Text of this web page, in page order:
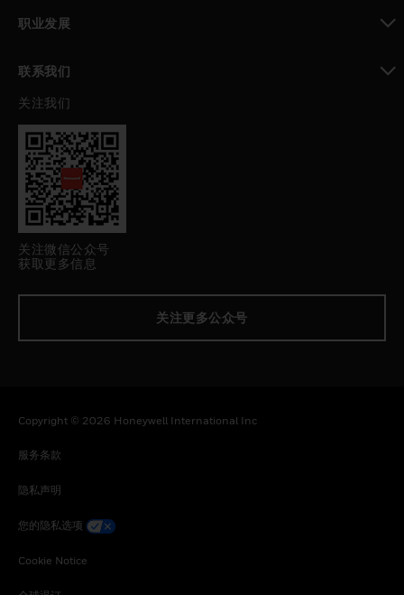
职业发展
联系我们
toggle view
关注我们
关注微信公众号
获取更多信息
关注更多公众号
Copyright © 2026 Honeywell International Inc
服务条款
隐私声明
您的隐私选项
Cookie Notice